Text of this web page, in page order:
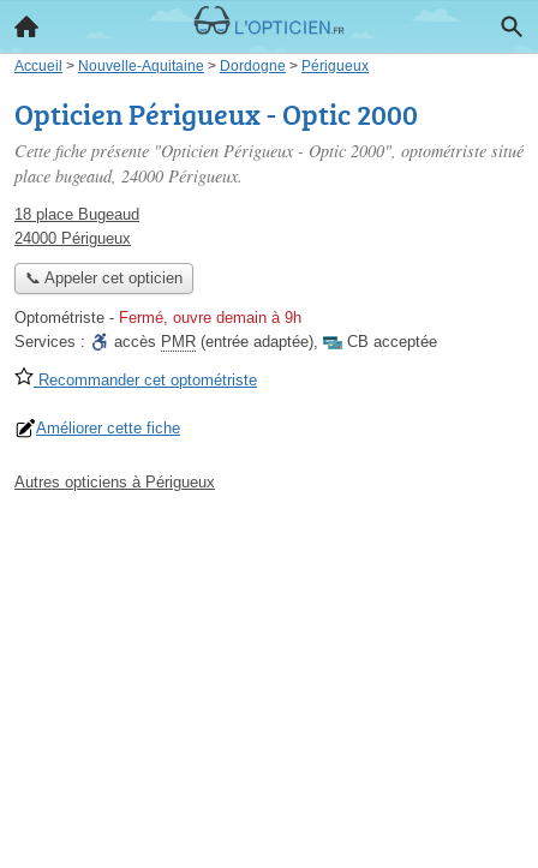
Accueil > Nouvelle-Aquitaine > Dordogne > Périgueux
Opticien Périgueux - Optic 2000
Cette fiche présente "Opticien Périgueux - Optic 2000", optométriste situé
place bugeaud, 24000 Périgueux.
18 place Bugeaud
24000 Périgueux
📞 Appeler cet opticien
Optométriste - Fermé, ouvre demain à 9h
Services :
accès PMR (entrée adaptée), CB acceptée
Recommander cet optométriste
Améliorer cette fiche
Autres opticiens à Périgueux